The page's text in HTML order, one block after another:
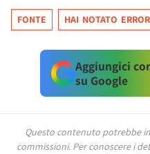
FONTE HAI NOTATO
Aggiungici
su Google
Questo contenuto potrebbe
commissioni. Per conoscere i